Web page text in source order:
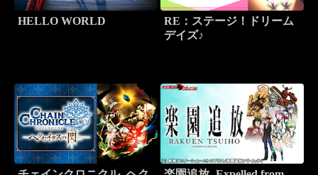
HELLO WORLD
RE：ステージ！ドリーム
デイズ♪